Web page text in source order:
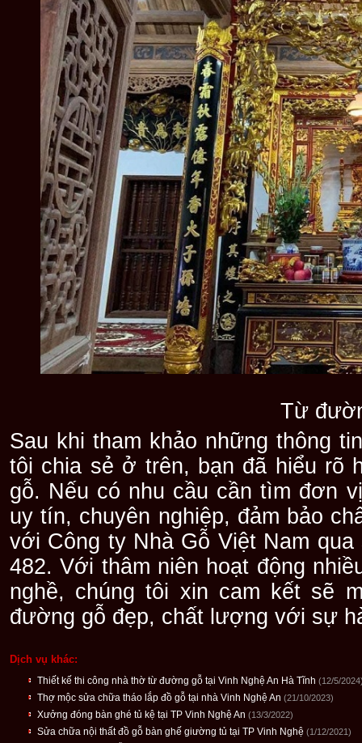
Từ
Sau khi tham khảo những thông
tôi chia sẻ ở trên, bạn đã hiểu rõ
gỗ. Nếu có nhu cầu cần tìm đơn
uy tín, chuyên nghiệp, đảm bảo
với Công ty Nhà Gỗ Việt Nam
482. Với thâm niên hoạt động
nghề, chúng tôi xin cam kết sẽ
đường gỗ đẹp, chất lượng với sự
Dịch vụ khác:
Thiết kế thi công nhà thờ từ đường gỗ tại Vinh Nghệ An Hà Tĩnh (12/5/
Thợ mộc sửa chữa tháo lắp đồ gỗ tại nhà Vinh Nghệ An (21/10/2023)
Xưởng đóng bàn ghé tủ kệ tại TP Vinh Nghệ An (13/3/2022)
Sửa chữa nội thất đồ gỗ bàn ghế giường tủ tại TP Vinh Nghệ (1/12/2021)